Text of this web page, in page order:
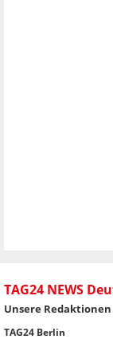
TAG24 NEWS
Unsere
TAG24 Berlin